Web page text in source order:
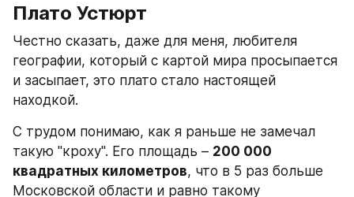
Плато Устюрт
Честно сказать, даже для меня, любителя
географии, который с картой мира просыпается
и засыпает, это плато стало настоящей
находкой.
С трудом понимаю, как я раньше не замечал
такую "кроху". Его площадь – 200 000
квадратных километров, что в 5 раз больше
Московской области и равно такому